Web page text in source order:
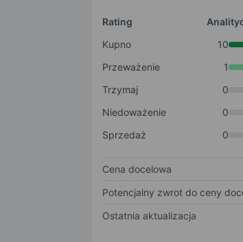
Rating
Kupno
10
Przeważenie
1
Trzymaj
0
Niedoważenie
0
Sprzedaż
0
Cena docelowa
Potencjalny zwrot do ceny
Ostatnia aktualizacja